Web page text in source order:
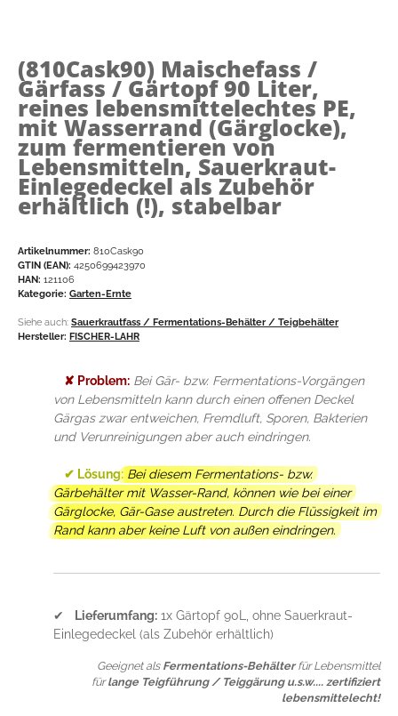
(810Cask90) Maischefass /
Gärfass / Gärtopf 90 Liter,
reines lebensmittelechtes PE,
mit Wasserrand (Gärglocke),
zum fermentieren von
Lebensmitteln, Sauerkraut-
Einlegedeckel als Zubehör
erhältlich (!), stabelbar
Artikelnummer: 810Cask90
GTIN (EAN): 4250699423970
HAN: 121106
Kategorie: Garten-Ernte
Siehe auch: Sauerkrautfass / Fermentations-Behälter / Teigbehälter
Hersteller: FISCHER-LAHR
✘ Problem: Bei Gär- bzw. Fermentations-Vorgängen
von Lebensmitteln kann durch einen offenen Deckel
Gärgas zwar entweichen, Fremdluft, Sporen, Bakterien
und Verunreinigungen aber auch eindringen.
✔ Lösung: Bei diesem Fermentations- bzw.
Gärbehälter mit Wasser-Rand, können wie bei einer
Gärglocke, Gär-Gase austreten. Durch die Flüssigkeit im
Rand kann aber keine Luft von außen eindringen.
✔ Lieferumfang: 1x Gärtopf 90L, ohne Sauerkraut-
Einlegedeckel (als Zubehör erhältlich)
Geeignet als Fermentations-Behälterfür Lebensmittel
fürlange Teigführung / Teiggärung u.s.w.... zertifiziert
lebensmittelecht!